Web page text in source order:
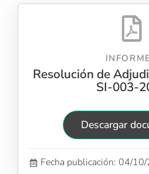
Resolución de
SI-003-
Descargar
Fecha publicación: 04/